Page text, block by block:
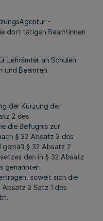
-
dort tätigen Beamtinnen
Lehrämter an Schulen
und Beamten.
der Kürzung der
2 des
die Befugnis zur
§ 32 Absatz 3 des
§ 32 Absatz 2
den in § 32 Absatz
genannten
soweit sich die
2 Satz 1 des